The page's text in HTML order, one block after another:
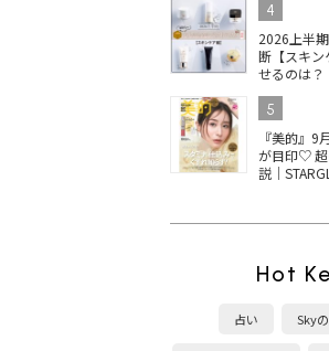
4
2026上半
断【スキ
せるのは？
5
『美的』9
が目印♡ 超
説｜
Hot
占い Sky